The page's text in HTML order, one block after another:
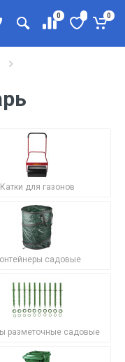
0 0
Катки для газонов
садовые
разметочные садовые